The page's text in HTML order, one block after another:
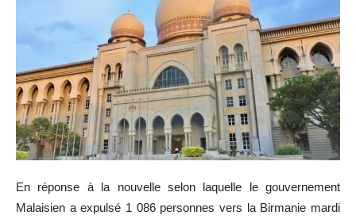
En réponse à la nouvelle selon laquelle le gouvernement
Malaisien a expulsé 1 086 personnes vers la Birmanie mardi